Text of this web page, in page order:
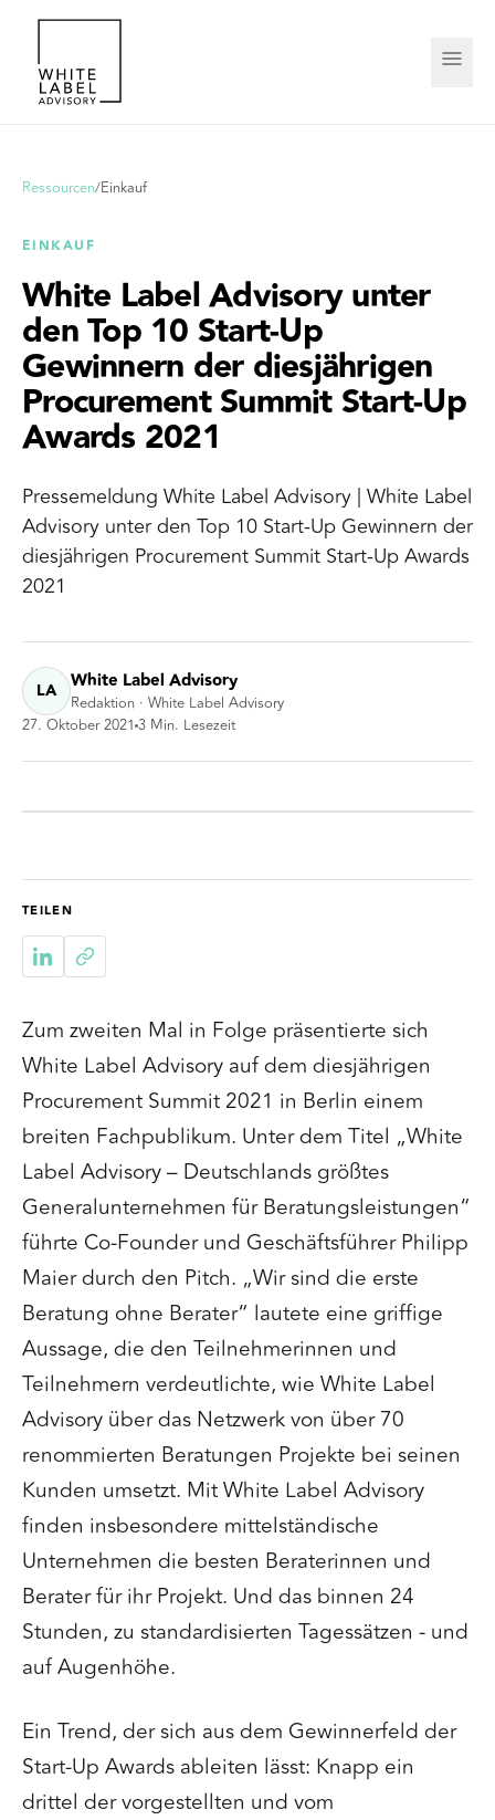
Ressourcen/Einkauf
EINKAUF
White Label Advisory unter
den Top 10 Start-Up
Gewinnern der diesjährigen
Procurement Summit Start-Up
Awards 2021
Pressemeldung White Label Advisory | White Label
Advisory unter den Top 10 Start-Up Gewinnern der
diesjährigen Procurement Summit Start-Up Awards
2021
LA White Label Advisory
Redaktion · White Label Advisory
27. Oktober 2021 3 Min. Lesezeit
TEILEN
Zum zweiten Mal in Folge präsentierte sich
White Label Advisory auf dem diesjährigen
Procurement Summit 2021 in Berlin einem
breiten Fachpublikum. Unter dem Titel „White
Label Advisory – Deutschlands größtes
Generalunternehmen für Beratungsleistungen“
führte Co-Founder und Geschäftsführer Philipp
Maier durch den Pitch. „Wir sind die erste
Beratung ohne Berater“ lautete eine griffige
Aussage, die den Teilnehmerinnen und
Teilnehmern verdeutlichte, wie White Label
Advisory über das Netzwerk von über 70
renommierten Beratungen Projekte bei seinen
Kunden umsetzt. Mit White Label Advisory
finden insbesondere mittelständische
Unternehmen die besten Beraterinnen und
Berater für ihr Projekt. Und das binnen 24
Stunden, zu standardisierten Tagessätzen - und
auf Augenhöhe.
Ein Trend, der sich aus dem Gewinnerfeld der
Start-Up Awards ableiten lässt: Knapp ein
drittel der vorgestellten und vom